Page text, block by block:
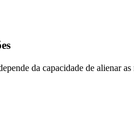
da capacidade de alienar